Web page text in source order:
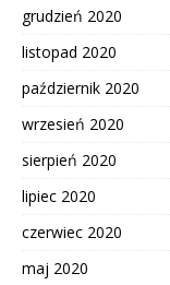
grudzień 2020
listopad 2020
październik 2020
wrzesień 2020
sierpień 2020
lipiec 2020
czerwiec 2020
maj 2020